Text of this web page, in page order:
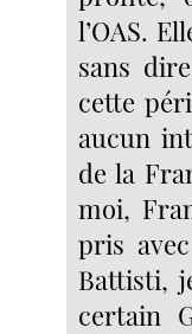
l’OAS.
sans
cette
aucun
de la
moi,
pris
Battisti,
certain